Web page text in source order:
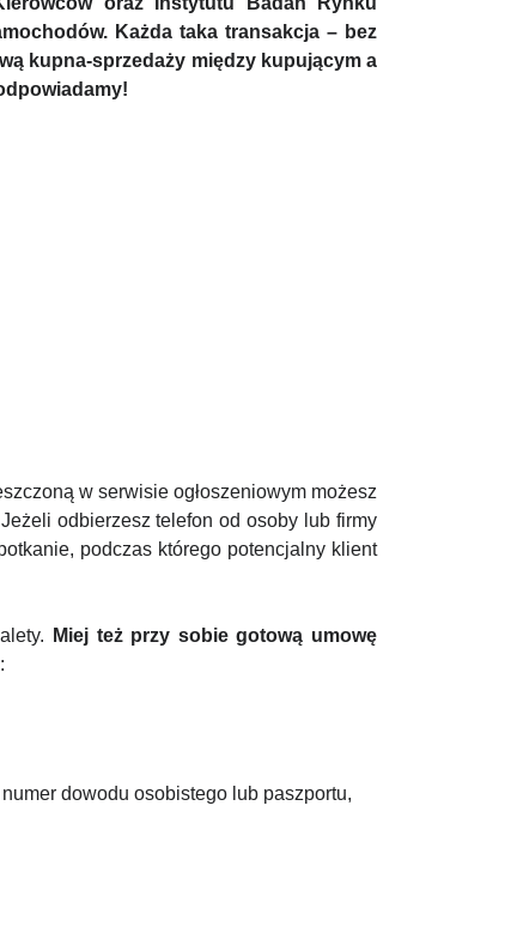
Każda taka transakcja – bez
kupna-sprzedaży między kupującym a
w serwisie ogłoszeniowym możesz
odbierzesz telefon od osoby lub firmy
podczas którego potencjalny klient
Miej też przy sobie gotową umowę
dowodu osobistego lub paszportu,